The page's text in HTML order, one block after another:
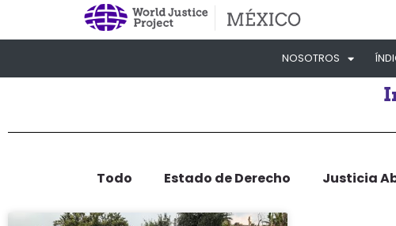
NOSOTROS
Todo Estado de Derecho Justicia